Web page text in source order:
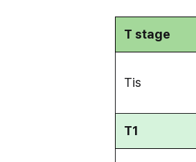
T stage
Tis
T1